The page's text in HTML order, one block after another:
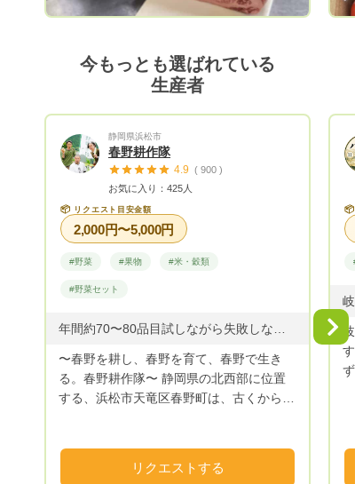
今もっとも選ばれている
生産者
静岡県浜松市
春野耕作隊
4.9 ( 900 )
お気に入り：425人
📦 リクエスト目安金額
2,000円〜5,000円
#野菜 #果物 #米・穀類
#野菜セット
〜春野を耕し、春野を育て、春野で生き
る。春野耕作隊〜 静岡県の北西部に位置
する、浜松市天竜区春野町は、古くから銘
受け、多くの田畑が耕作放棄地となってき
ました。 そこで、春野町出身の若手農家
リクエストする
📦
ず
Next